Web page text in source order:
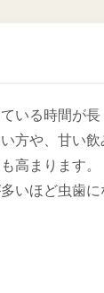
いる時間が
方や、甘い
高まります。
いほど虫歯